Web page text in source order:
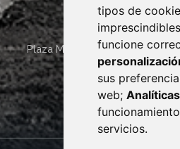
tipos de
funcione
sus
web; Analíticas
servicios.
Plaza Mayor 4 22400 MONZÓN
· (34) 974 400